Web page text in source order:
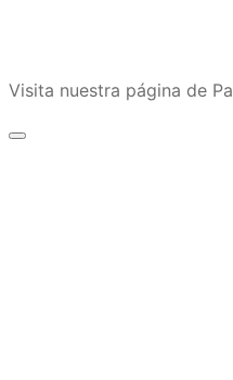
Visita nuestra página de